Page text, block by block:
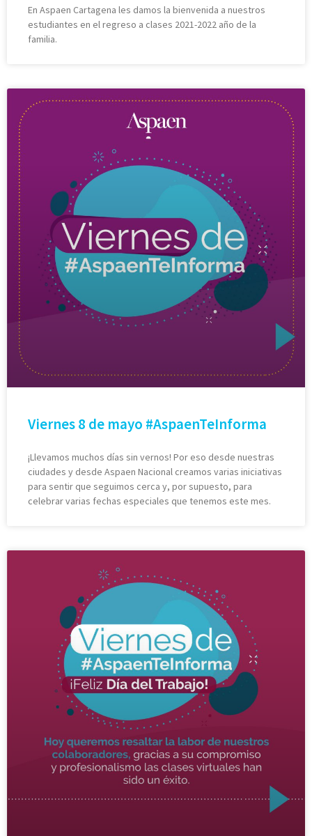
En Aspaen Cartagena les damos la bienvenida a nuestros
estudiantes en el regreso a clases 2021-2022 año de la
familia.
Viernes 8 de mayo #AspaenTeInforma
¡Llevamos muchos días sin vernos! Por eso desde nuestras
ciudades y desde Aspaen Nacional creamos varias iniciativas
para sentir que seguimos cerca y, por supuesto, para
celebrar varias fechas especiales que tenemos este mes.